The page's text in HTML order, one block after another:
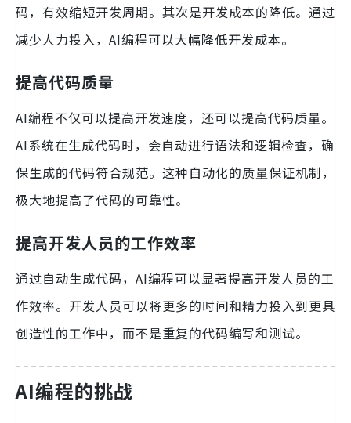
码，有效缩短开发周期。其次是开发成本的降低。通过
减少人力投入，AI编程可以大幅降低开发成本。
提高代码质量
AI编程不仅可以提高开发速度，还可以提高代码质量。
AI系统在生成代码时，会自动进行语法和逻辑检查，确
保生成的代码符合规范。这种自动化的质量保证机制，
极大地提高了代码的可靠性。
提高开发人员的工作效率
通过自动生成代码，AI编程可以显著提高开发人员的工
作效率。开发人员可以将更多的时间和精力投入到更具
创造性的工作中，而不是重复的代码编写和测试。
AI编程的挑战